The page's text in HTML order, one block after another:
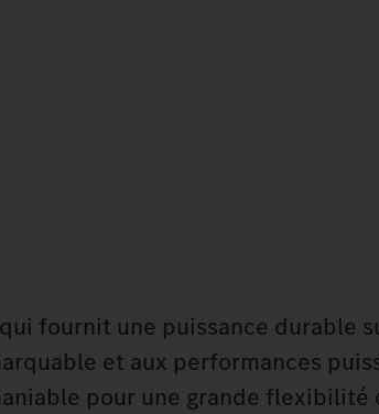
fournit une puissance durable
et aux performances
pour une grande flexibilité